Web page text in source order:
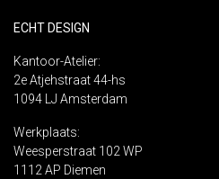
ECHT DESIGN
Kantoor-Atelier:
2e Atjehstraat 44-hs
1094 LJ Amsterdam
Werkplaats:
Weesperstraat 102 WP
1112 AP Diemen